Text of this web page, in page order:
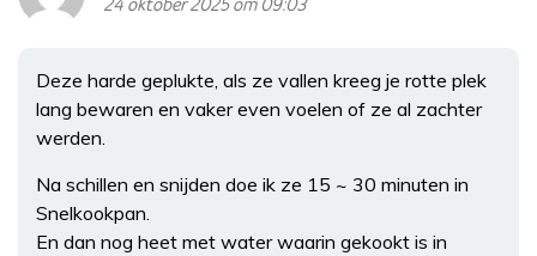
24 oktober 2025 om 09:03
Deze harde geplukte, als ze vallen kreeg je rotte plek
lang bewaren en vaker even voelen of ze al zachter
werden.
Na schillen en snijden doe ik ze 15 ~ 30 minuten in
Snelkookpan.
En dan nog heet met water waarin gekookt is in